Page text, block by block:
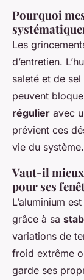
Pourquoi
Les
d’entretien.
saleté et de
peuvent
régulier avec
prévient ces
vie du système.
Vaut-il
pour ses
L’aluminium
grâce à sa
variations de
froid extrême
garde ses